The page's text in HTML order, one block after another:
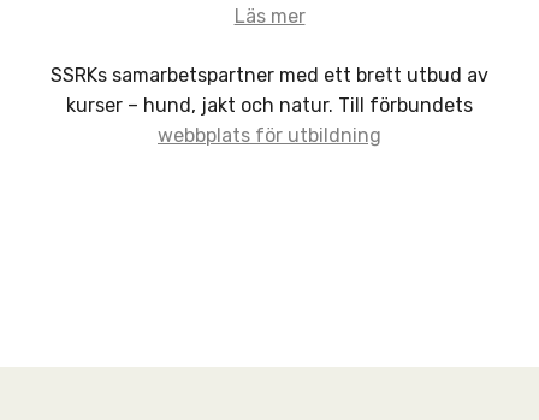
Läs mer
SSRKs samarbetspartner med ett brett utbud av
kurser – hund, jakt och natur. Till förbundets
webbplats för utbildning